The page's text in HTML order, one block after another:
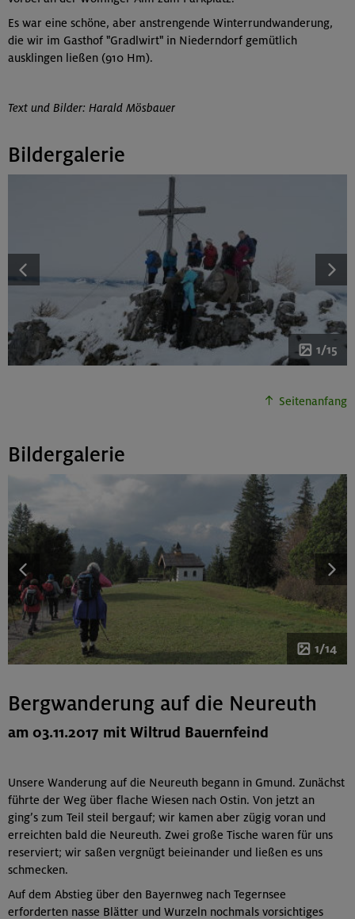
Es war eine schöne, aber anstrengende Winterrundwanderung,
die wir im Gasthof "Gradlwirt" in Niederndorf gemütlich
ausklingen ließen (910 Hm).
Text und Bilder: Harald Mösbauer
Bildergalerie
1/15
Seitenanfang
Bildergalerie
1/14
Bergwanderung auf die Neureuth
am 03.11.2017 mit Wiltrud Bauernfeind
Unsere Wanderung auf die Neureuth begann in Gmund. Zunächst
führte der Weg über flache Wiesen nach Ostin. Von jetzt an
ging’s zum Teil steil bergauf; wir kamen aber zügig voran und
erreichten bald die Neureuth. Zwei große Tische waren für uns
reserviert; wir saßen vergnügt beieinander und ließen es uns
schmecken.
Auf dem Abstieg über den Bayernweg nach Tegernsee
erforderten nasse Blätter und Wurzeln nochmals vorsichtiges